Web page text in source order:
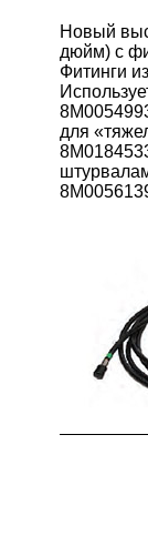
Новый
дюйм) с
Фитинги
для